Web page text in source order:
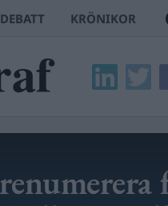
DEBATT KRÖNIKOR